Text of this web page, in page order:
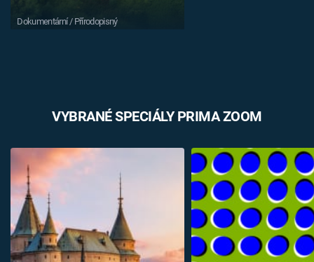
Dokumentární / Přírodopisný
VYBRANÉ SPECIÁLY PRIMA ZOOM